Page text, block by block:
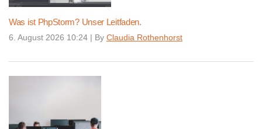
Was ist PhpStorm? Unser Leitfaden.
6. August 2026 10:24 | By Claudia Rothenhorst